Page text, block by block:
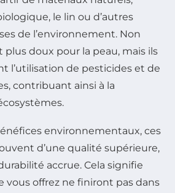
le lin ou d’autres
de l’environnement. Non
doux pour la peau, mais ils
l’utilisation de pesticides et de
contribuant ainsi à la
environnementaux, ces
d’une qualité supérieure,
accrue. Cela signifie
vous offrez ne finiront pas dans